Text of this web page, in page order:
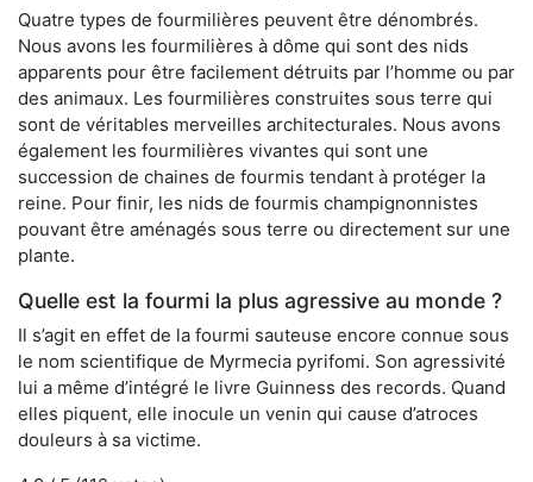
Quatre types de fourmilières peuvent être dénombrés.
Nous avons les fourmilières à dôme qui sont des nids
apparents pour être facilement détruits par l’homme ou par
des animaux. Les fourmilières construites sous terre qui
sont de véritables merveilles architecturales. Nous avons
également les fourmilières vivantes qui sont une
succession de chaines de fourmis tendant à protéger la
reine. Pour finir, les nids de fourmis champignonnistes
pouvant être aménagés sous terre ou directement sur une
plante.
Quelle est la fourmi la plus agressive au monde ?
Il s’agit en effet de la fourmi sauteuse encore connue sous
le nom scientifique de Myrmecia pyrifomi. Son agressivité
lui a même d’intégré le livre Guinness des records. Quand
elles piquent, elle inocule un venin qui cause d’atroces
douleurs à sa victime.